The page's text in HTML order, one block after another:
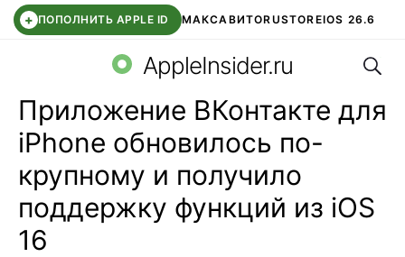
+ ПОПОЛНИТЬ APPLE ID МАКСАВИТОRUSTOREIOS 26.6
СБЕР КИДС ВТБ ОНЛАЙН ЧАТ В ROBLOX
AppleInsider.ru
Приложение ВКонтакте для
iPhone обновилось по-
крупному и получило
поддержку функций из iOS
16